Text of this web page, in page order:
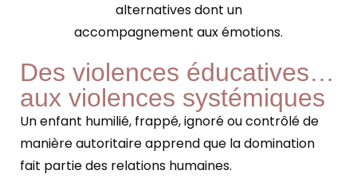
Des violences éducatives…
aux violences systémiques
Un enfant humilié, frappé, ignoré ou contrôlé de
manière autoritaire apprend que la domination
fait partie des relations humaines.